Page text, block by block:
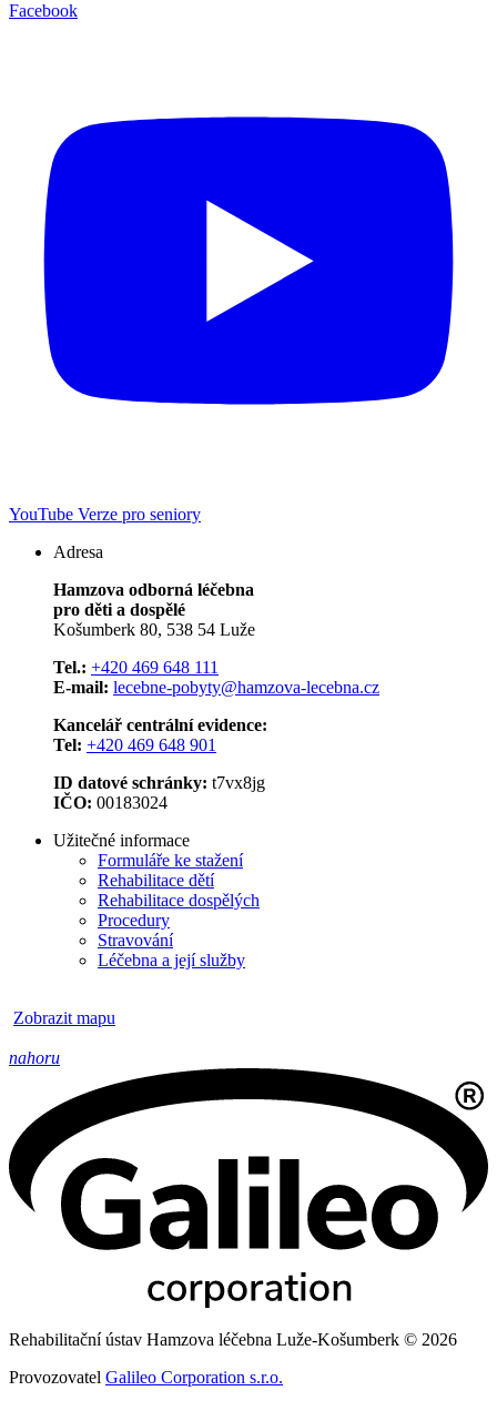
Facebook
YouTube Verze pro seniory
Adresa
Hamzova odborná léčebna
pro děti a dospělé
Košumberk 80, 538 54 Luže
Tel.: +420 469 648 111
E-mail: lecebne-pobyty@hamzova-lecebna.cz
Kancelář centrální evidence:
Tel: +420 469 648 901
ID datové schránky: t7vx8jg
IČO: 00183024
Užitečné informace
Formuláře ke stažení
Rehabilitace dětí
Rehabilitace dospělých
Procedury
Stravování
Léčebna a její služby
Zobrazit mapu
nahoru
Rehabilitační ústav Hamzova léčebna Luže-Košumberk © 2026
Provozovatel Galileo Corporation s.r.o.